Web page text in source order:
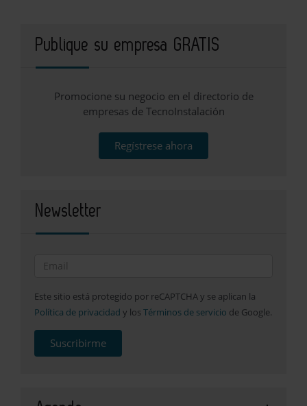
Publique su empresa GRATIS
Promocione su negocio en el directorio de
empresas de TecnoInstalación
Regístrese ahora
Newsletter
Este sitio está protegido por reCAPTCHA y se aplican la
Política de privacidad y los Términos de servicio de Google.
Suscribirme